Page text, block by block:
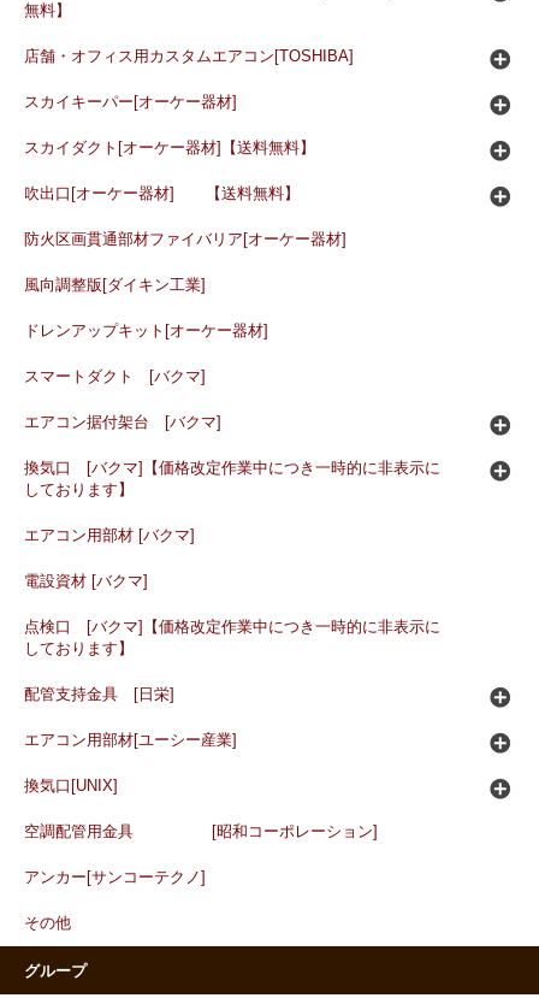
無料】
店舗・オフィス用カスタムエアコン[TOSHIBA]
スカイキーパー[オーケー器材]
スカイダクト[オーケー器材]【送料無料】
吹出口[オーケー器材] 【送料無料】
防火区画貫通部材ファイバリア[オーケー器材]
風向調整版[ダイキン工業]
ドレンアップキット[オーケー器材]
スマートダクト [バクマ]
エアコン据付架台 [バクマ]
換気口 [バクマ]【価格改定作業中につき一時的に非表示に
しております】
エアコン用部材 [バクマ]
電設資材 [バクマ]
点検口 [バクマ]【価格改定作業中につき一時的に非表示に
しております】
配管支持金具 [日栄]
エアコン用部材[ユーシー産業]
換気口[UNIX]
空調配管用金具 [昭和コーポレーション]
アンカー[サンコーテクノ]
その他
グループ